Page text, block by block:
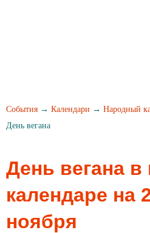
События → Календари → Народный
День вегана
День вегана
календаре на
ноября